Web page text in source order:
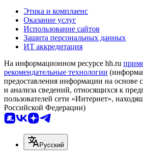
Этика и комплаенс
Оказание услуг
Использование сайтов
Защита персональных данных
ИТ аккредитация
На информационном ресурсе hh.ru
рекомендательные технологии
предоставления информации на основе
и анализа сведений, относящихся к
пользователей сети «Интернет»,
Российской Федерации)
Русский